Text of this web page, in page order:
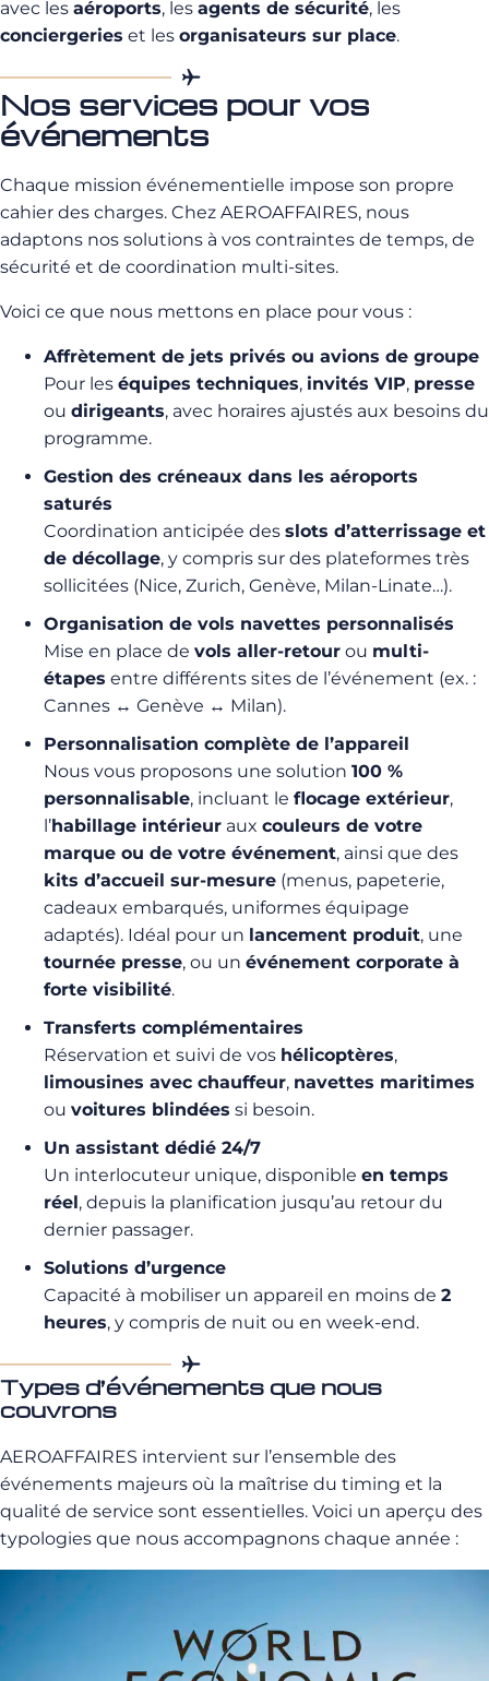
avec les aéroports, les agents de sécurité, les
conciergeries et les organisateurs sur place.
Nos services pour vos
événements
Chaque mission événementielle impose son propre
cahier des charges. Chez AEROAFFAIRES, nous
adaptons nos solutions à vos contraintes de temps, de
sécurité et de coordination multi-sites.
Voici ce que nous mettons en place pour vous :
Affrètement de jets privés ou avions de groupe
Pour les équipes techniques, invités VIP, presse
ou dirigeants, avec horaires ajustés aux besoins du
programme.
Gestion des créneaux dans les aéroports
saturés
Coordination anticipée des slots d’atterrissage et
de décollage, y compris sur des plateformes très
sollicitées (Nice, Zurich, Genève, Milan-Linate…).
Organisation de vols navettes personnalisés
Mise en place de vols aller-retour ou multi-
étapes entre différents sites de l’événement (ex. :
Cannes ↔ Genève ↔ Milan).
Personnalisation complète de l’appareil
Nous vous proposons une solution 100 %
personnalisable, incluant le flocage extérieur,
l’habillage intérieur aux couleurs de votre
marque ou de votre événement, ainsi que des
kits d’accueil sur-mesure (menus, papeterie,
cadeaux embarqués, uniformes équipage
adaptés). Idéal pour un lancement produit, une
tournée presse, ou un événement corporate à
forte visibilité.
Transferts complémentaires
Réservation et suivi de vos hélicoptères,
limousines avec chauffeur, navettes maritimes
ou voitures blindées si besoin.
Un assistant dédié 24/7
Un interlocuteur unique, disponible en temps
réel, depuis la planification jusqu’au retour du
dernier passager.
Solutions d’urgence
Capacité à mobiliser un appareil en moins de 2
heures, y compris de nuit ou en week-end.
Types d’événements que nous
couvrons
AEROAFFAIRES intervient sur l’ensemble des
événements majeurs où la maîtrise du timing et la
qualité de service sont essentielles. Voici un aperçu des
typologies que nous accompagnons chaque année :